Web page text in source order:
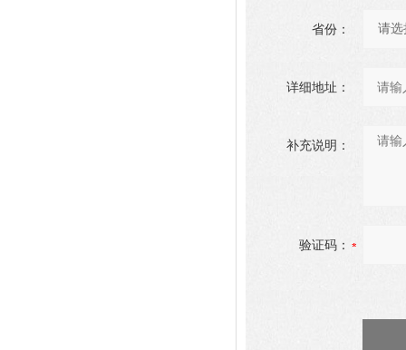
省份：
详细地址：
补充说明：
验证码：